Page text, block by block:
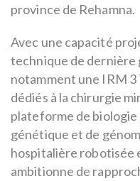
province de Rehamna.
Avec une capacité
technique de
notamment une IRM 3
dédiés à la chirurgie
plateforme de biologie
génétique et de
hospitalière robotisée
ambitionne de